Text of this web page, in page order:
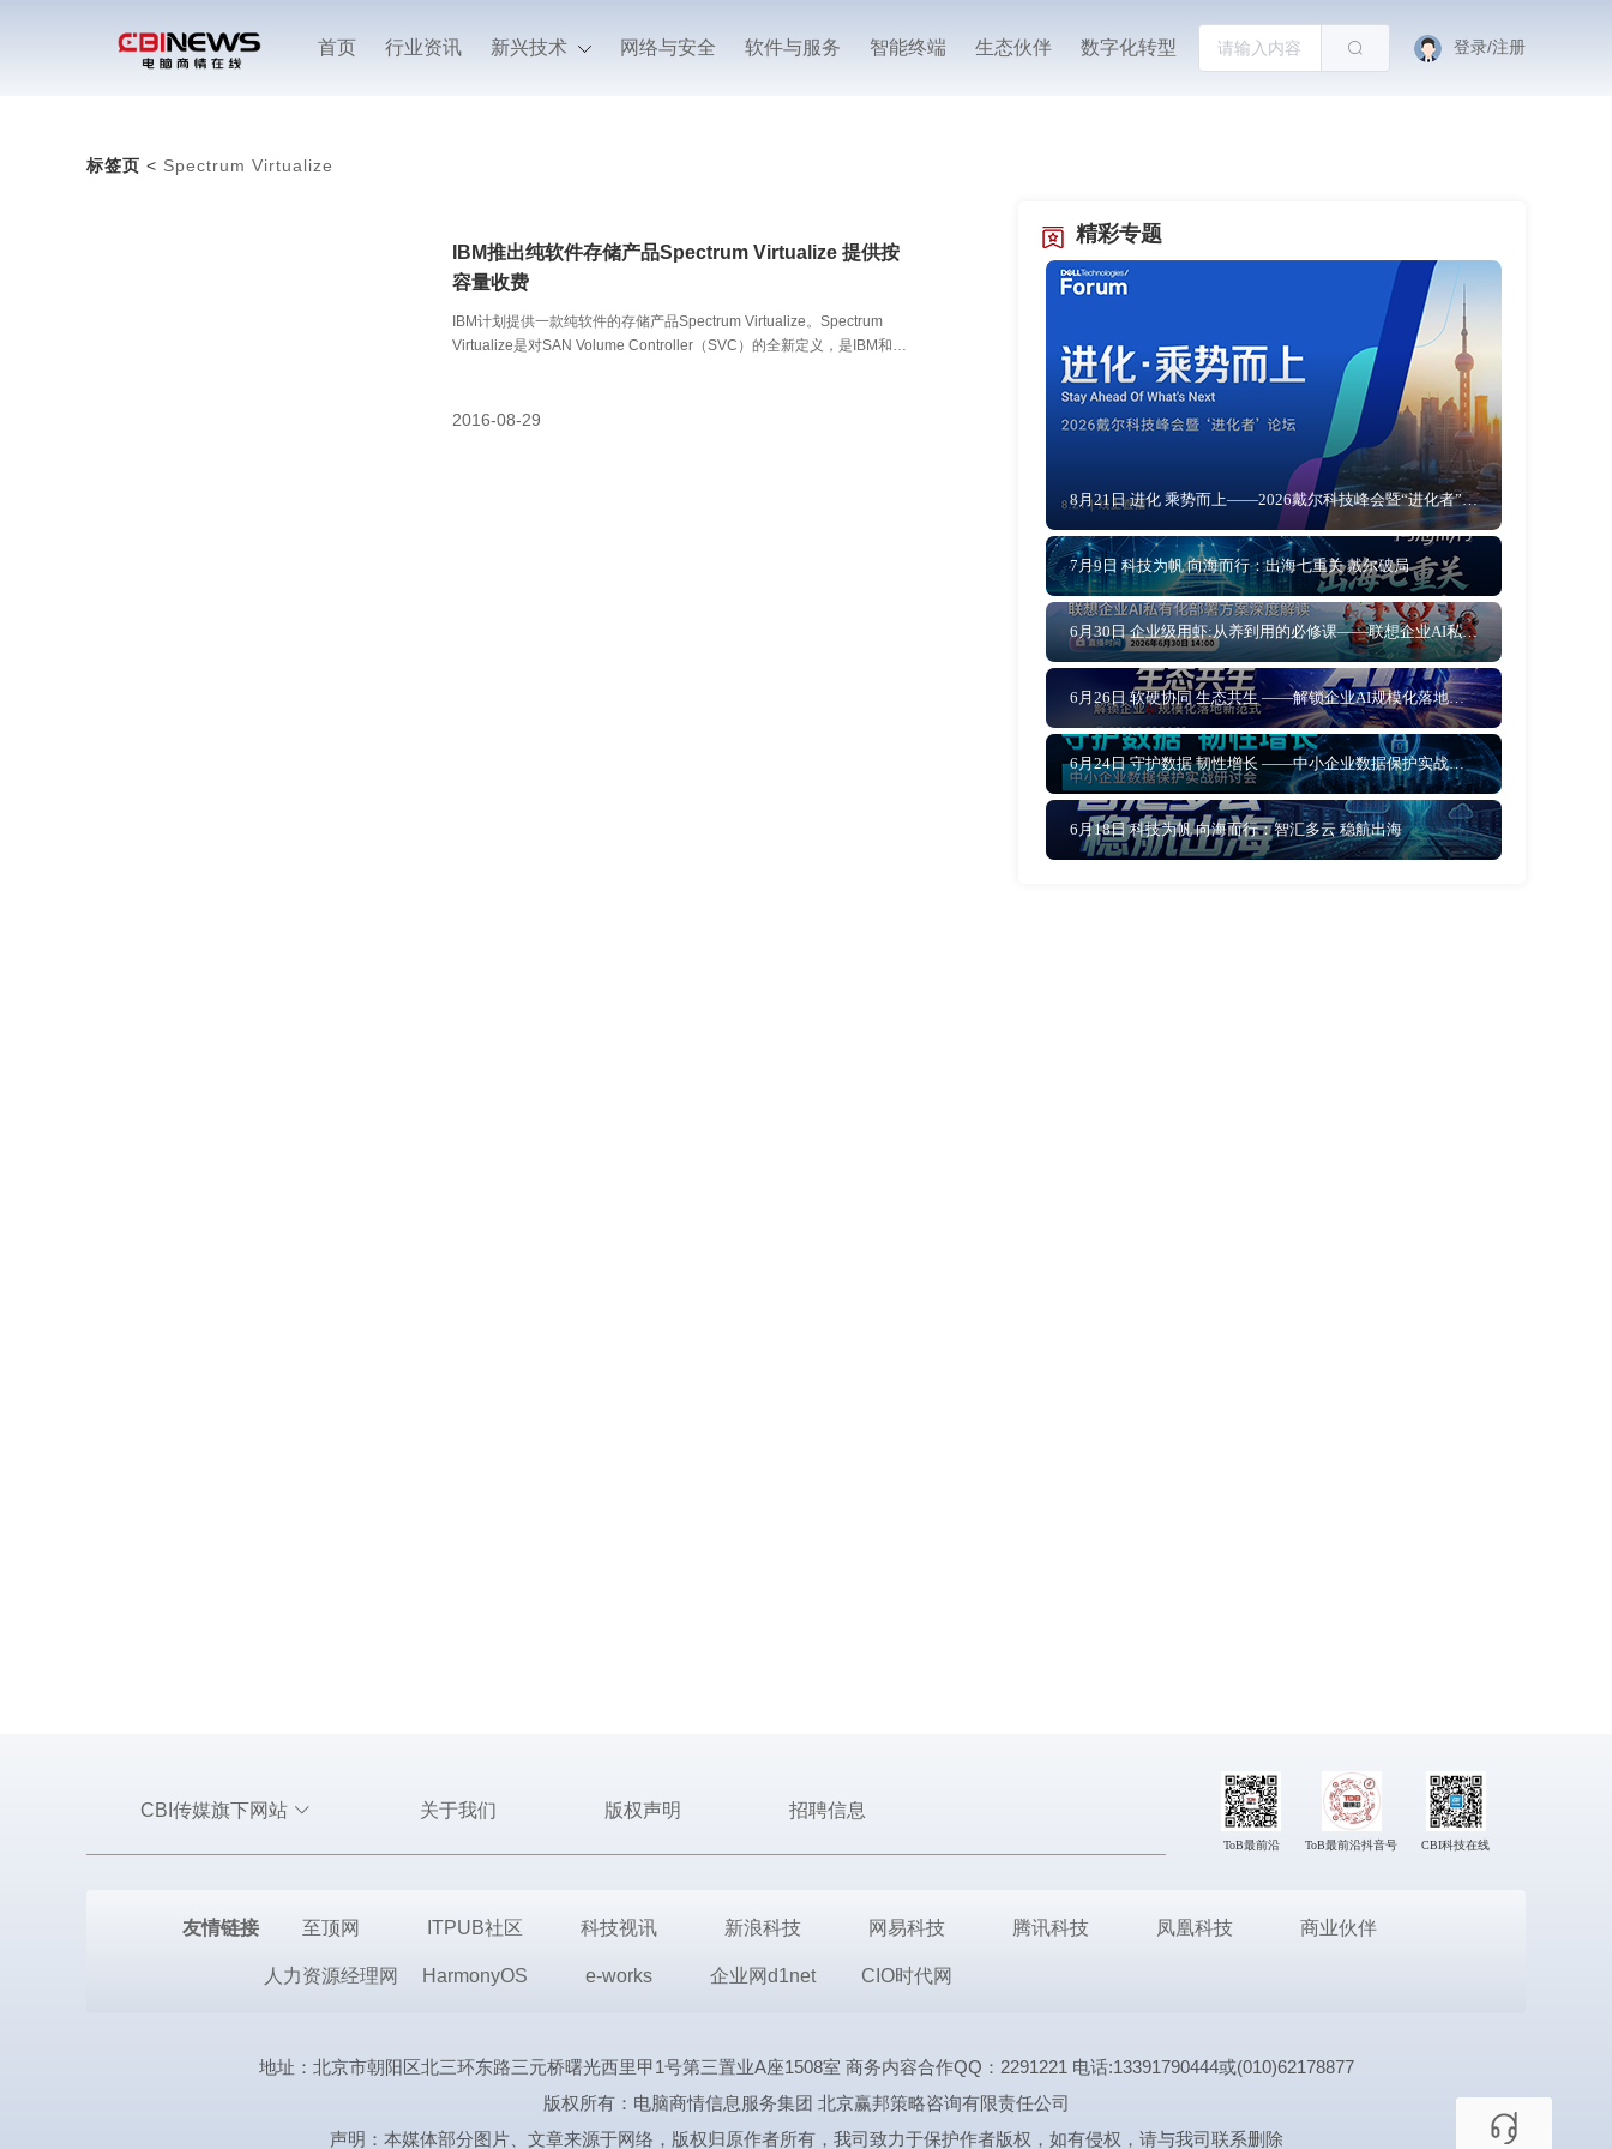
首页 行业资讯 新兴技术 网络与安全 软件与服务 智能终端 生态伙伴 数字化转型 登录/注册
标签页 < Spectrum Virtualize
IBM推出纯软件存储产品Spectrum Virtualize 提供按
容量收费
IBM计划提供一款纯软件的存储产品Spectrum Virtualize。Spectrum
Virtualize是对SAN Volume Controller（SVC）的全新定义，是IBM和第
2016-08-29
精彩专题
8月21日 进化 乘势而上——2026戴尔科技峰会暨“进化者”论坛
7月9日 科技为帆 向海而行：出海七重关 戴尔破局
6月30日 企业级用虾:从养到用的必修课——联想企业AI私有化部署方案深度解读
6月26日 软硬协同 生态共生 ——解锁企业AI规模化落地新范式
6月24日 守护数据 韧性增长 ——中小企业数据保护实战研讨会
6月18日 科技为帆 向海而行：智汇多云 稳航出海
CBI传媒旗下网站 关于我们 版权声明 招聘信息
ToB最前沿 ToB最前沿抖音号 CBI科技在线
友情链接 至顶网 ITPUB社区 科技视讯 新浪科技 网易科技 腾讯科技 凤凰科技 商业伙伴
人力资源经理网 HarmonyOS e-works 企业网d1net CIO时代网
地址：北京市朝阳区北三环东路三元桥曙光西里甲1号第三置业A座1508室 商务内容合作QQ：2291221 电话:13391790444或(010)62178877
版权所有：电脑商情信息服务集团 北京赢邦策略咨询有限责任公司
声明：本媒体部分图片、文章来源于网络，版权归原作者所有，我司致力于保护作者版权，如有侵权，请与我司联系删除